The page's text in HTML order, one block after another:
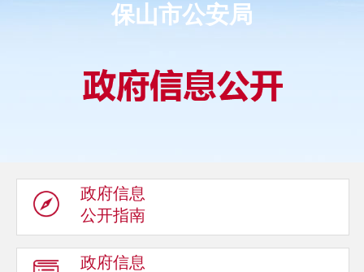
保山市公安局
政府信息
公开指南
政府信息